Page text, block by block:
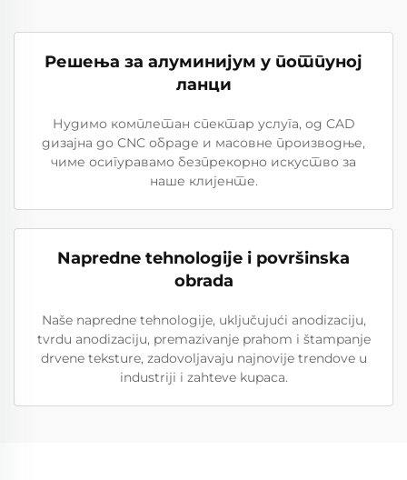
Решења за алуминијум у потпуној
ланци
Нудимо комплетан спектар услуга, од CAD
дизајна до CNC обраде и масовне производње,
чиме осигуравамо безпрекорно искуство за
наше клијенте.
Napredne tehnologije i površinska
obrada
Naše napredne tehnologije, uključujući anodizaciju,
tvrdu anodizaciju, premazivanje prahom i štampanje
drvene teksture, zadovoljavaju najnovije trendove u
industriji i zahteve kupaca.